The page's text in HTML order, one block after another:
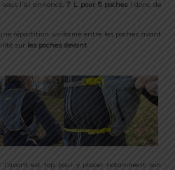
vous l’ai annoncé,7 L pour 5 poches ! donc de
répartition uniforme entre les poches avant
sur les poches devant
l’avant est top pour y placer notamment son